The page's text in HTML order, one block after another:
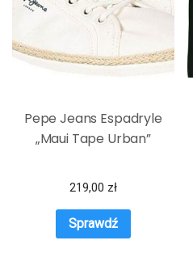
Pepe Jeans Espadryle
„Maui Tape Urban”
219,00 zł
Sprawdź